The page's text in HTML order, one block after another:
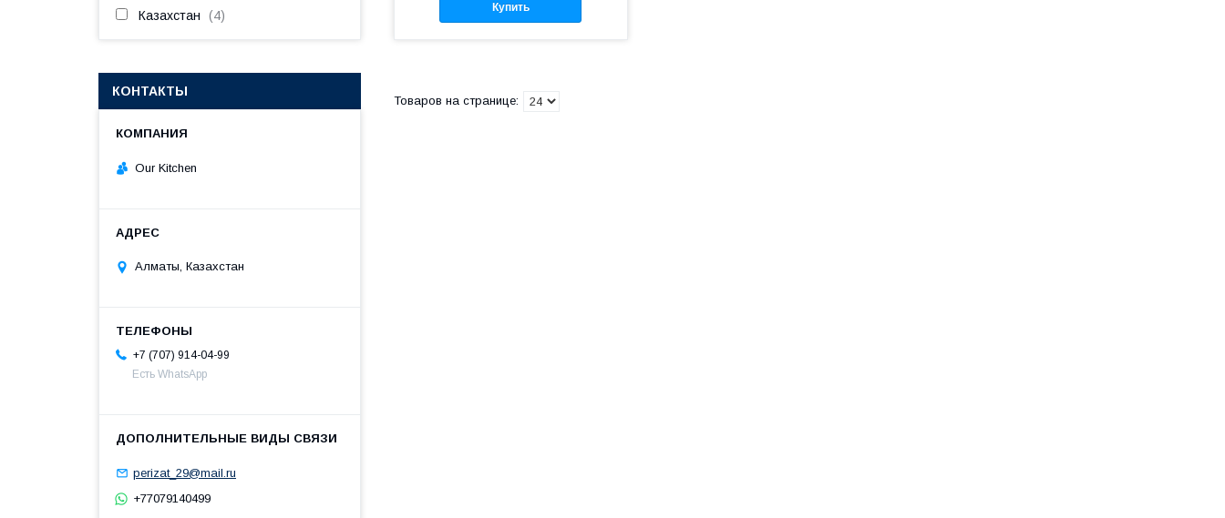
Купить
Казахстан 4
КОНТАКТЫ
Our Kitchen
Алматы, Казахстан
+7 (707) 914-04-99
Есть WhatsApp
perizat_29@mail.ru
+77079140499